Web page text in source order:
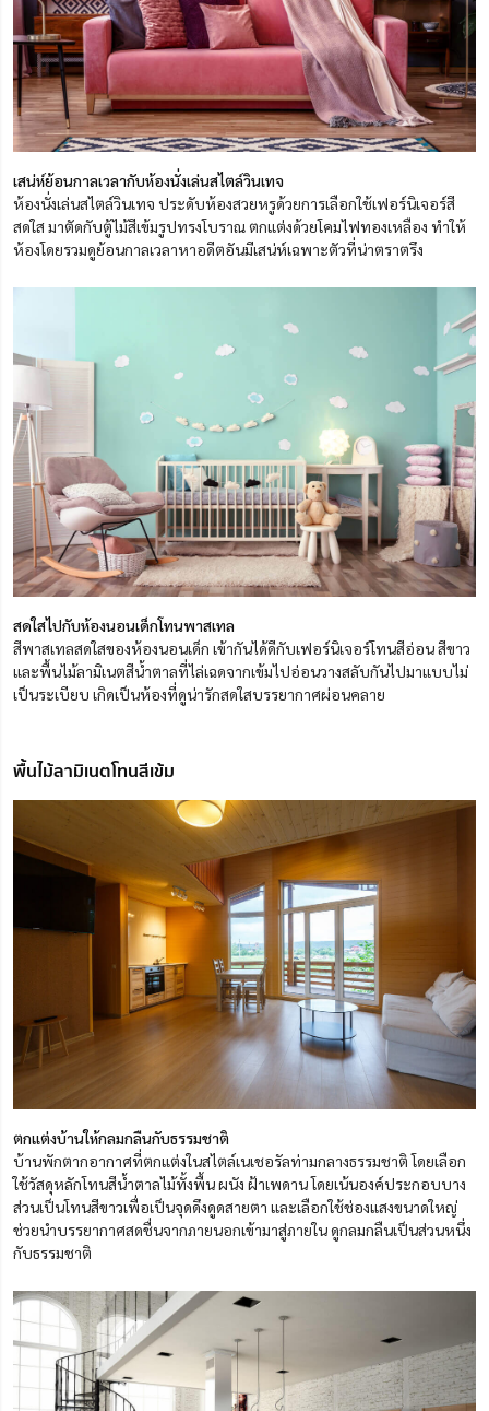
เสน่ห์ย้อนกาลเวลากับห้องนั่งเล่นสไตล์วินเทจ
ห้องนั่งเล่นสไตล์วินเทจ ประดับห้องสวยหรูด้วยการเลือกใช้เฟอร์นิเจอร์สี
สดใส มาตัดกับตู้ไม้สีเข้มรูปทรงโบราณ ตกแต่งด้วยโคมไฟทองเหลือง ทำให้
ห้องโดยรวมดูย้อนกาลเวลาหาอดีตอันมีเสน่ห์เฉพาะตัวที่น่าตราตรึง
สดใสไปกับห้องนอนเด็กโทนพาสเทล
สีพาสเทลสดใสของห้องนอนเด็ก เข้ากันได้ดีกับเฟอร์นิเจอร์โทนสีอ่อน สีขาว
และพื้นไม้ลามิเนตสีน้ำตาลที่ไล่เฉดจากเข้มไปอ่อนวางสลับกันไปมาแบบไม่
เป็นระเบียบ เกิดเป็นห้องที่ดูน่ารักสดใสบรรยากาศผ่อนคลาย
พื้นไม้ลามิเนตโทนสีเข้ม
ตกแต่งบ้านให้กลมกลืนกับธรรมชาติ
บ้านพักตากอากาศที่ตกแต่งในสไตล์เนเชอรัลท่ามกลางธรรมชาติ โดยเลือก
ใช้วัสดุหลักโทนสีน้ำตาลไม้ทั้งพื้น ผนัง ฝ้าเพดาน โดยเน้นองค์ประกอบบาง
ส่วนเป็นโทนสีขาวเพื่อเป็นจุดดึงดูดสายตา และเลือกใช้ช่องแสงขนาดใหญ่
ช่วยนำบรรยากาศสดชื่นจากภายนอกเข้ามาสู่ภายใน ดูกลมกลืนเป็นส่วนหนึ่ง
กับธรรมชาติ